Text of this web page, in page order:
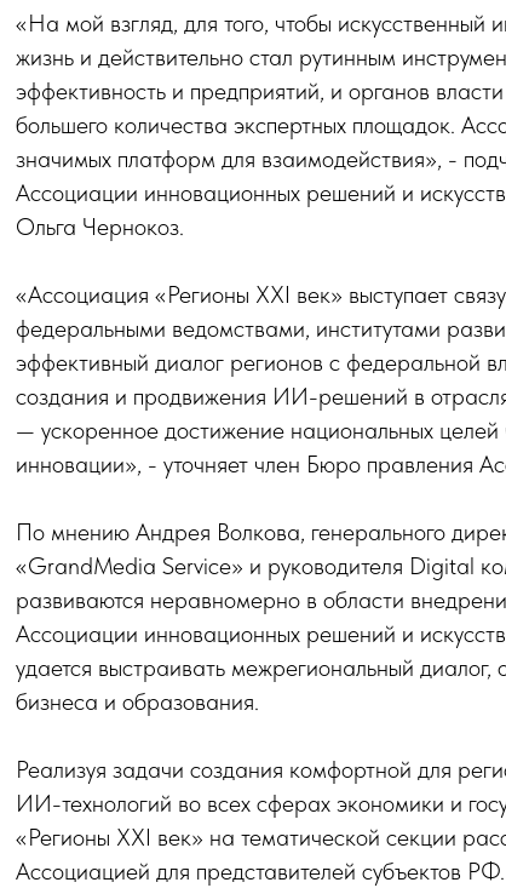
«На мой взгляд, для того, чтобы искусственный
жизнь и действительно стал рутинным
эффективность и предприятий, и органов
большего количества экспертных площадок.
значимых платформ для взаимодействия», -
Ассоциации инновационных решений и
Ольга Чернокоз.
«Ассоциация «Регионы XXI век» выступает
федеральными ведомствами, институтами
эффективный диалог регионов с федеральной
создания и продвижения ИИ-решений в
— ускоренное достижение национальных
инновации», - уточняет член Бюро правления
По мнению Андрея Волкова, генерального
«GrandMedia Service» и руководителя Digital
развиваются неравномерно в области
Ассоциации инновационных решений и
удается выстраивать межрегиональный диалог,
бизнеса и образования.
Реализуя задачи создания комфортной для
ИИ-технологий во всех сферах экономики и
«Регионы XXI век» на тематической секции
Ассоциацией для представителей субъектов